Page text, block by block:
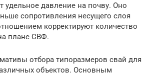
удельное давление на почву. Оно
сопротивления несущего слоя
корректируют количество
плане СВФ.
отбора типоразмеров свай для
объектов. Основным